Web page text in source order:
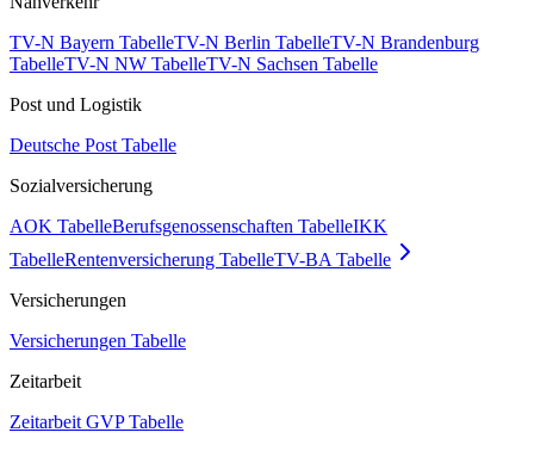
TV-N Bayern TabelleTV-N Berlin TabelleTV-N Brandenburg
TabelleTV-N NW TabelleTV-N Sachsen Tabelle
Post und Logistik
Deutsche Post Tabelle
Sozialversicherung
AOK TabelleBerufsgenossenschaften TabelleIKK
TabelleRentenversicherung TabelleTV-BA Tabelle
Versicherungen
Versicherungen Tabelle
Zeitarbeit
Zeitarbeit GVP Tabelle